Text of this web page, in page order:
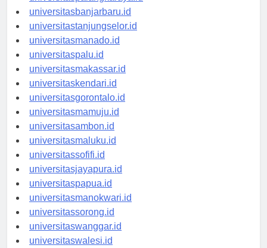
universitaspalangkaraya.id
universitasbanjarbaru.id
universitastanjungselor.id
universitasmanado.id
universitaspalu.id
universitasmakassar.id
universitaskendari.id
universitasgorontalo.id
universitasmamuju.id
universitasambon.id
universitasmaluku.id
universitassofifi.id
universitasjayapura.id
universitaspapua.id
universitasmanokwari.id
universitassorong.id
universitaswanggar.id